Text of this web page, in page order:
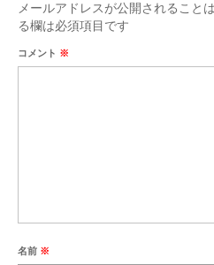
数珠
メールアドレスが公開されること
る欄は必須項目です
コメント ※
名前 ※